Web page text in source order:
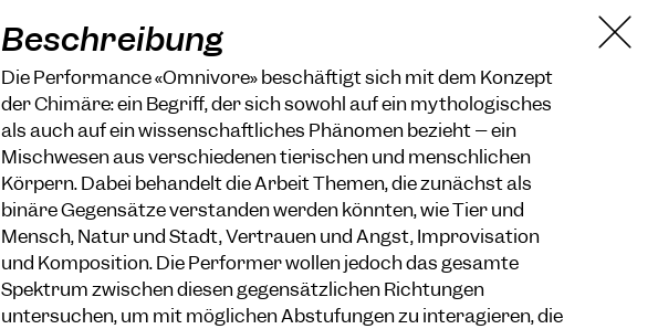
Beschreibung
Die Performance «Omnivore» beschäftigt sich mit dem Konzept
der Chimäre: ein Begriff, der sich sowohl auf ein mythologisches
als auch auf ein wissenschaftliches Phänomen bezieht – ein
Mischwesen aus verschiedenen tierischen und menschlichen
Körpern. Dabei behandelt die Arbeit Themen, die zunächst als
binäre Gegensätze verstanden werden könnten, wie Tier und
Mensch, Natur und Stadt, Vertrauen und Angst, Improvisation
und Komposition. Die Performer wollen jedoch das gesamte
Spektrum zwischen diesen gegensätzlichen Richtungen
untersuchen, um mit möglichen Abstufungen zu interagieren, die